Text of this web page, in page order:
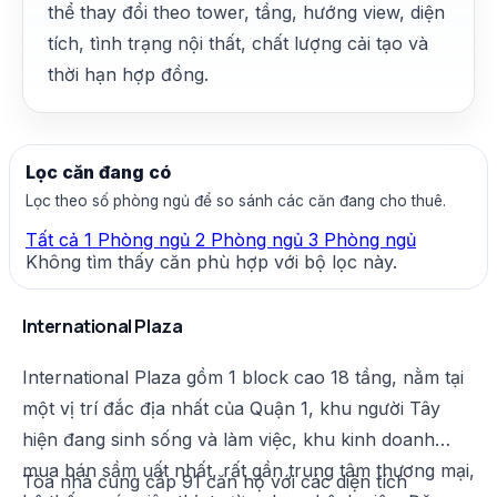
thể thay đổi theo tower, tầng, hướng view, diện
tích, tình trạng nội thất, chất lượng cải tạo và
thời hạn hợp đồng.
Lọc căn đang có
Lọc theo số phòng ngủ để so sánh các căn đang cho thuê.
Tất cả 1 Phòng ngủ 2 Phòng ngủ 3 Phòng ngủ
Không tìm thấy căn phù hợp với bộ lọc này.
International Plaza
International Plaza gồm 1 block cao 18 tầng, nằm tại
một vị trí đắc địa nhất của Quận 1, khu người Tây
hiện đang sinh sống và làm việc, khu kinh doanh
mua bán sầm uất nhất, rất gần trung tâm thương mại,
Tòa nhà cung cấp 91 căn hộ với các diện tích